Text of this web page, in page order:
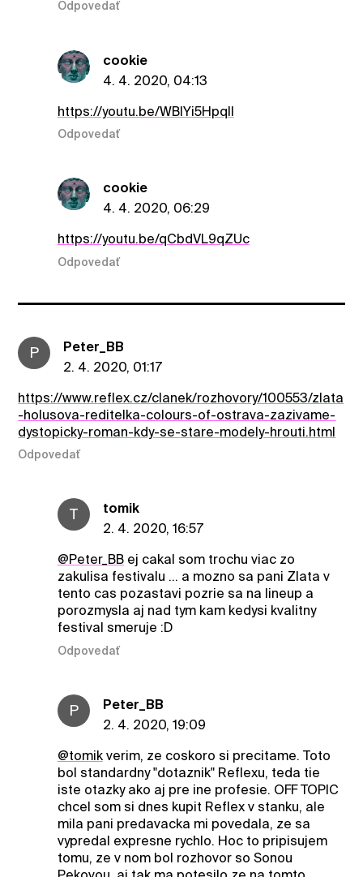
Odpovedať
cookie
4. 4. 2020, 04:13
https://youtu.be/WBIYi5HpqlI
Odpovedať
cookie
4. 4. 2020, 06:29
https://youtu.be/qCbdVL9qZUc
Odpovedať
P
Peter_BB
2. 4. 2020, 01:17
https://www.reflex.cz/clanek/rozhovory/100553/zlata
-holusova-reditelka-colours-of-ostrava-zazivame-
dystopicky-roman-kdy-se-stare-modely-hrouti.html
Odpovedať
T
tomik
2. 4. 2020, 16:57
@Peter_BBej cakal som trochu viac zo
zakulisa festivalu ... a mozno sa pani Zlata v
tento cas pozastavi pozrie sa na lineup a
porozmysla aj nad tym kam kedysi kvalitny
festival smeruje :D
Odpovedať
P
Peter_BB
2. 4. 2020, 19:09
@tomikverim, ze coskoro si precitame. Toto
bol standardny "dotaznik" Reflexu, teda tie
iste otazky ako aj pre ine profesie. OFF TOPIC
chcel som si dnes kupit Reflex v stanku, ale
mila pani predavacka mi povedala, ze sa
vypredal expresne rychlo. Hoc to pripisujem
tomu, ze v nom bol rozhovor so Sonou